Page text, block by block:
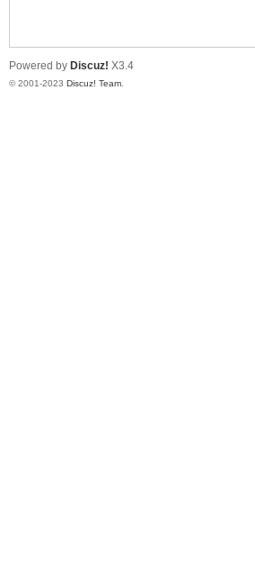
Powered by Discuz! X3.4
© 2001-2023 Discuz! Team